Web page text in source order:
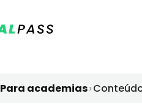
Para academias›